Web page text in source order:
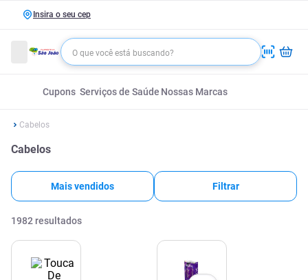
Insira o seu cep
Cupons Serviços de Saúde Nossas Marcas
Cabelos
Cabelos
Mais vendidos Filtrar
1982 resultados